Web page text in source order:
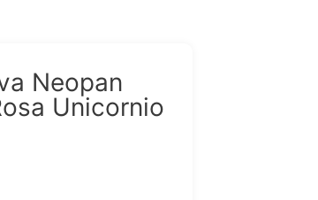
Neopan
Unicornio